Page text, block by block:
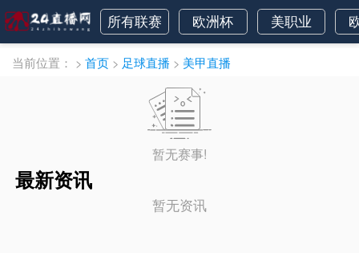
所有联赛 欧洲杯 美职业
当前位置： > 首页 > 足球直播 > 美甲直播
暂无赛事!
最新资讯
暂无资讯